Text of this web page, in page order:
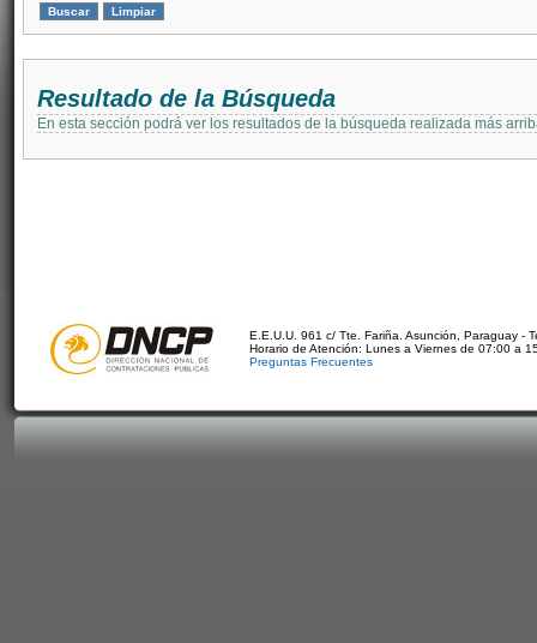
Resultado de la Búsqueda
En esta sección podrá ver los resultados de la búsqueda realizada más
E.E.U.U. 961 c/ Tte. Fariña. Asunción, Paraguay -
Horario de Atención: Lunes a Viernes de 07:00 a
Preguntas Frecuentes